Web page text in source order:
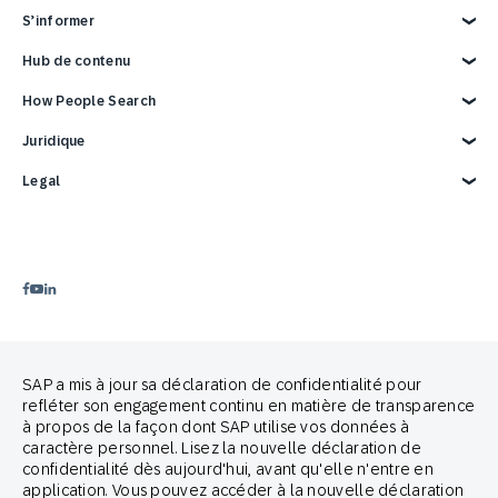
SAP a mis à jour sa déclaration de confidentialité pour
refléter son engagement continu en matière de transparence
à propos de la façon dont SAP utilise vos données à
caractère personnel. Lisez la nouvelle déclaration de
confidentialité dès aujourd'hui, avant qu'elle n'entre en
application. Vous pouvez accéder à la nouvelle déclaration
Gestion du cycle de vie client
En magasin
Médias et communication
SAP Engagement Cloud + SAP
Support
Carrières
Démo de 3 minutes
Écosystème Partner Connect
Devenir partenaire
Intégrations SAP
Intégrations publicitaires
S’informer
Aperçu
Blog
Hub de contenu
SAP Engagement Cloud Festival
Product Release
How People Search
Cross-Channel Marketing
Juridique
Mentions légales
Legal